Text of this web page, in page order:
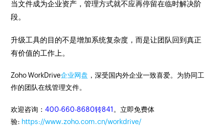
当文件成为企业资产，管理方式就不应再停留在临时解决阶
段。
升级工具的目的不是增加系统复杂度，而是让团队回到真正
有价值的工作上。
Zoho WorkDrive企业网盘 ，深受国内外企业一致喜爱。为协同工
作的团队在线管理文件。
欢迎咨询：400-660-8680转841 。立即免费体
验: https://www.zoho.com.cn/workdrive/